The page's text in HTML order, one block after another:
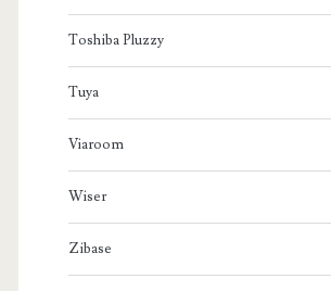
Toshiba Pluzzy
Tuya
Viaroom
Wiser
Zibase